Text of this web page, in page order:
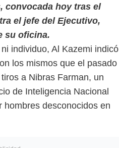
convocada hoy tras el
el jefe del Ejecutivo,
su oficina.
individuo, Al Kazemi indicó
los mismos que el pasado
a Nibras Farman, un
de Inteligencia Nacional
hombres desconocidos en